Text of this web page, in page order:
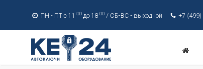
ПН - ПТ с 1100 до 1800 / СБ-ВС - выходной +7 (499)